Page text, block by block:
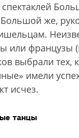
же,
или
выбрали
имели
исчез.
танцы